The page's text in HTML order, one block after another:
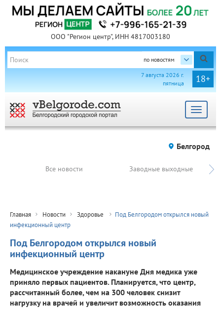
ООО "Регион центр", ИНН 4817003180
по новостям
18+
7 августа 2026 г.
пятница
Toggle
Белгород
Все новости Заводные выходные
Главная Новости Здоровье
Под Белгородом открылся новый
инфекционный центр
Под Белгородом открылся новый
инфекционный центр
Медицинское учреждение накануне Дня медика уже
приняло первых пациентов. Планируется, что центр,
рассчитанный более, чем на 300 человек снизит
нагрузку на врачей и увеличит возможность оказания